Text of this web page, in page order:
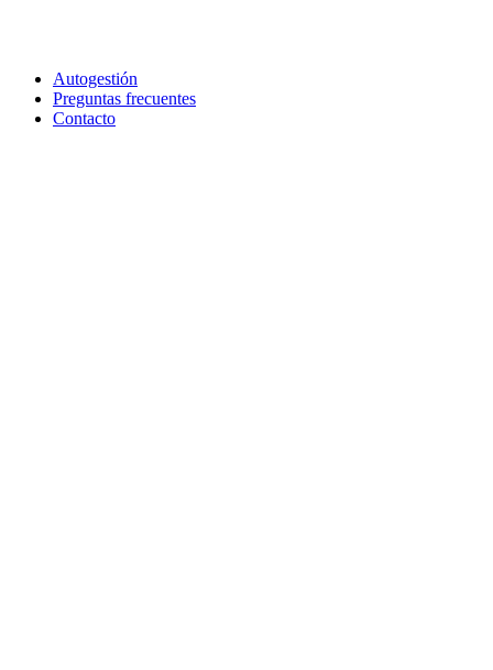
Autogestión
Preguntas frecuentes
Contacto